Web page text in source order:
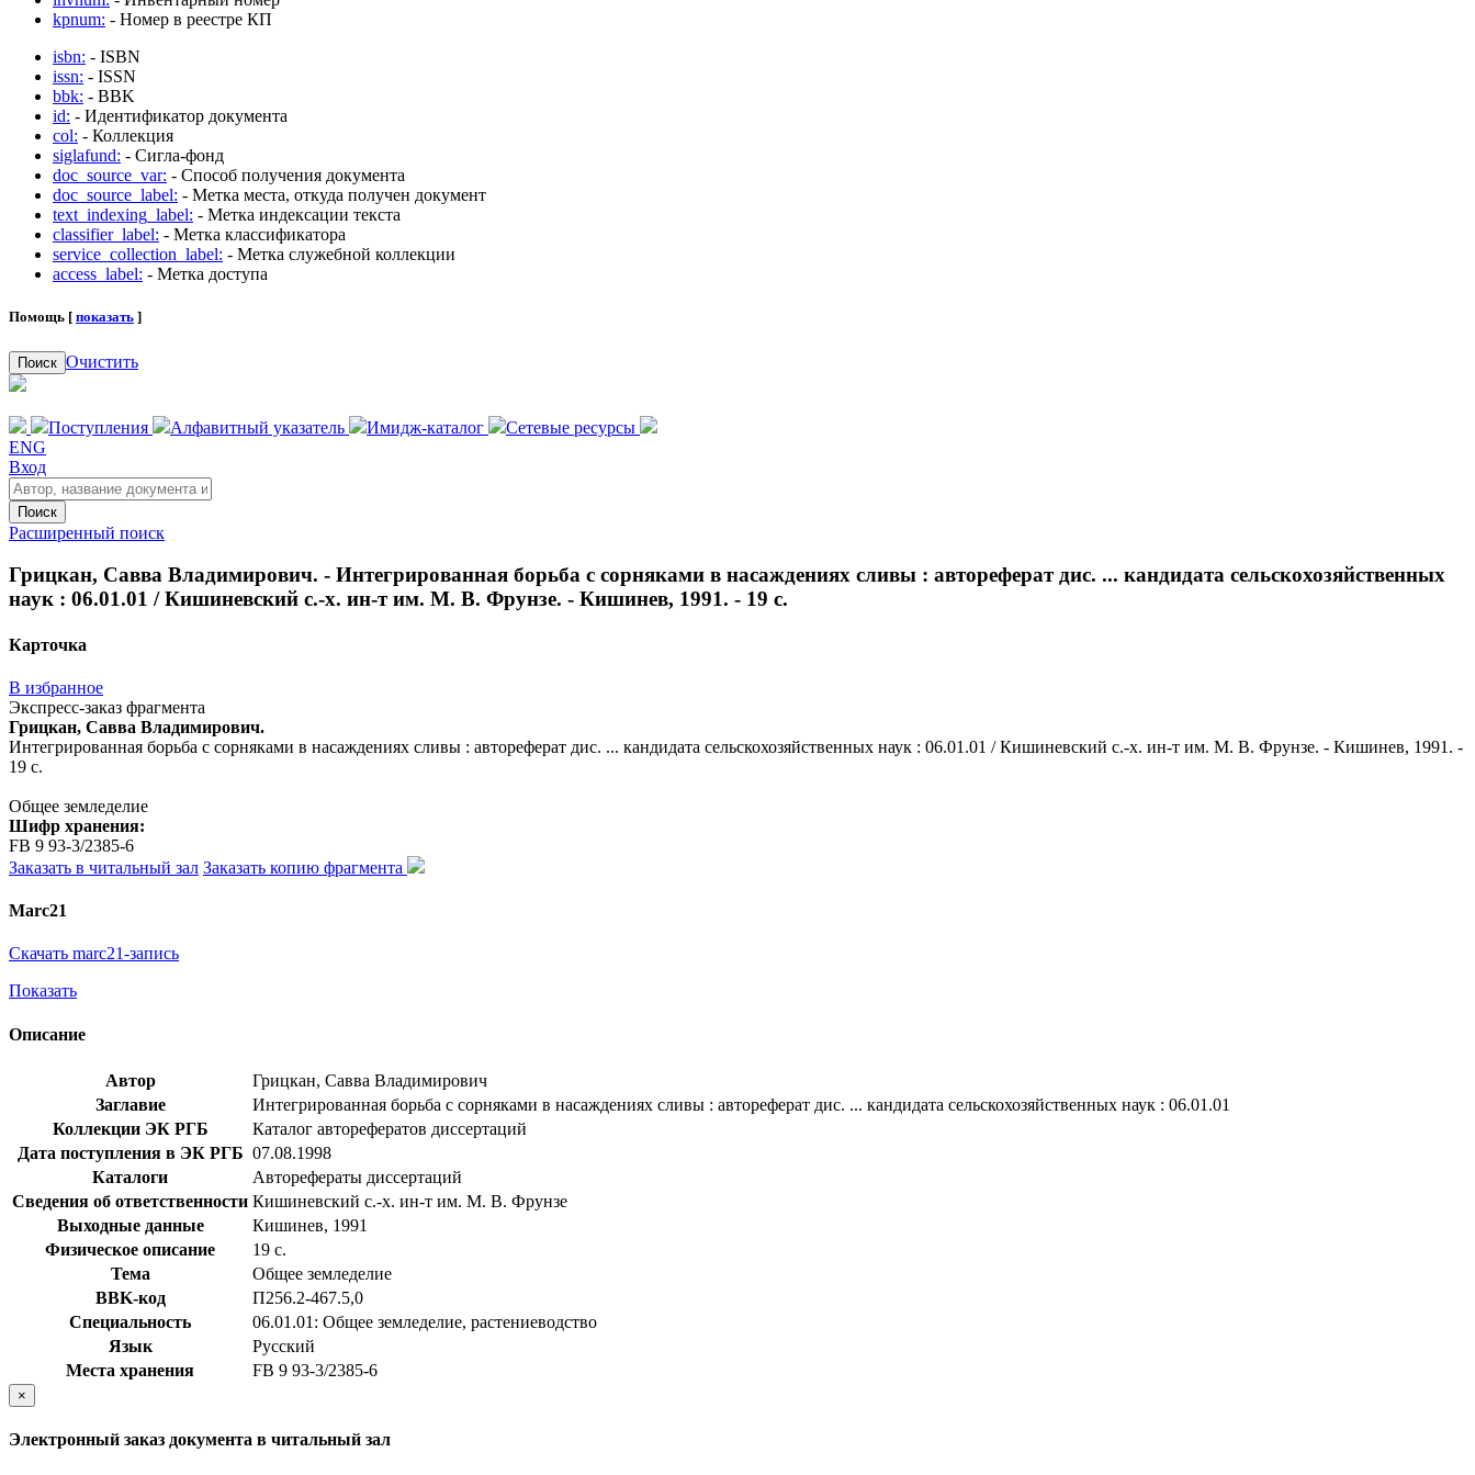
kpnum: - Номер в реестре КП
isbn: - ISBN
issn: - ISSN
bbk: - BBK
id: - Идентификатор документа
col: - Коллекция
siglafund: - Сигла-фонд
doc_source_var: - Способ получения документа
doc_source_label: - Метка места, откуда получен документ
text_indexing_label: - Метка индексации текста
classifier_label: - Метка классификатора
service_collection_label: - Метка служебной коллекции
access_label: - Метка доступа
Помощь [ показать ]
Поиск Очистить
Поступления Алфавитный указатель Имидж-каталог
Сетевые ресурсы
ENG
Вход
Поиск
Расширенный поиск
Грицкан, Савва Владимирович. - Интегрированная борьба с сорняками в насаждениях сливы : автореферат дис. ... кандидата сельскохозяйственных
наук : 06.01.01 / Кишиневский с.-х. ин-т им. М. В. Фрунзе. - Кишинев, 1991. - 19 с.
Карточка
В избранное
Экспресс-заказ фрагмента
Грицкан, Савва Владимирович.
Интегрированная борьба с сорняками в насаждениях сливы : автореферат дис. ... кандидата сельскохозяйственных наук : 06.01.01 / Кишиневский с.-х. ин-т им. М. В. Фрунзе. - Кишинев, 1991. -
19 с.
Общее земледелие
Шифр хранения:
FB 9 93-3/2385-6
Заказать в читальный зал Заказать копию фрагмента
Marc21
Скачать marc21-запись
Показать
Описание
Автор
Грицкан, Савва Владимирович
Заглавие
Интегрированная борьба с сорняками в насаждениях сливы : автореферат дис. ... кандидата сельскохозяйственных наук : 06.01.01
Коллекции ЭК РГБ
Каталог авторефератов диссертаций
Дата поступления в ЭК РГБ 07.08.1998
Каталоги
Авторефераты диссертаций
Сведения об ответственности Кишиневский с.-х. ин-т им. М. В. Фрунзе
Выходные данные
Кишинев, 1991
Физическое описание
19 с.
Тема
Общее земледелие
BBK-код
П256.2-467.5,0
Специальность
06.01.01: Общее земледелие, растениеводство
Язык
Русский
Места хранения
FB 9 93-3/2385-6
×
Электронный заказ документа в читальный зал